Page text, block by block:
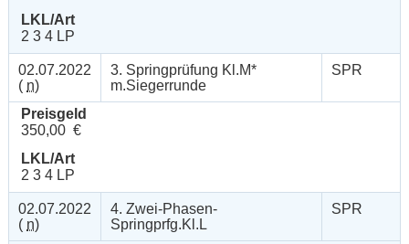
LKL/Art
2 3 4 LP
02.07.2022
( n)
3. Springprüfung Kl.M*
m.Siegerrunde
SPR
Preisgeld
350,00 €
LKL/Art
2 3 4 LP
02.07.2022
( n)
4. Zwei-Phasen-
Springprfg.Kl.L
SPR